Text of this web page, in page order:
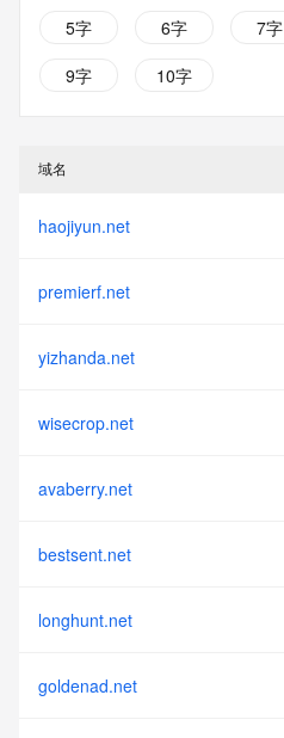
5字
6字 7字
9字
10字
域名
haojiyun.net
premierf.net
yizhanda.net
wisecrop.net
avaberry.net
bestsent.net
longhunt.net
goldenad.net